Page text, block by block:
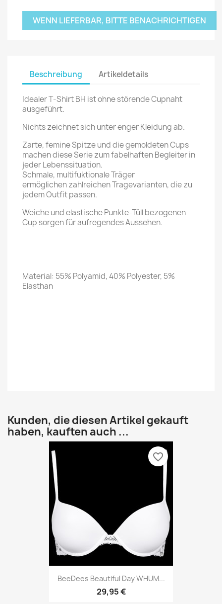
WENN LIEFERBAR, BITTE BENACHRICHTIGEN
Beschreibung Artikeldetails
Idealer T-Shirt BH ist ohne störende Cupnaht
ausgeführt.
Nichts zeichnet sich unter enger Kleidung ab.
Zarte, femine Spitze und die gemoldeten Cups
machen diese Serie zum fabelhaften Begleiter in
jeder Lebenssituation.
Schmale, multifuktionale Träger
ermöglichen zahlreichen Tragevarianten, die zu
jedem Outfit passen.
Weiche und elastische Punkte-Tüll bezogenen
Cup sorgen für aufregendes Aussehen.
Material: 55% Polyamid, 40% Polyester, 5%
Elasthan
Kunden, die diesen Artikel gekauft
haben, kauften auch ...
BeeDees Beautiful Day WHUM...
29,95 €
favorite_border